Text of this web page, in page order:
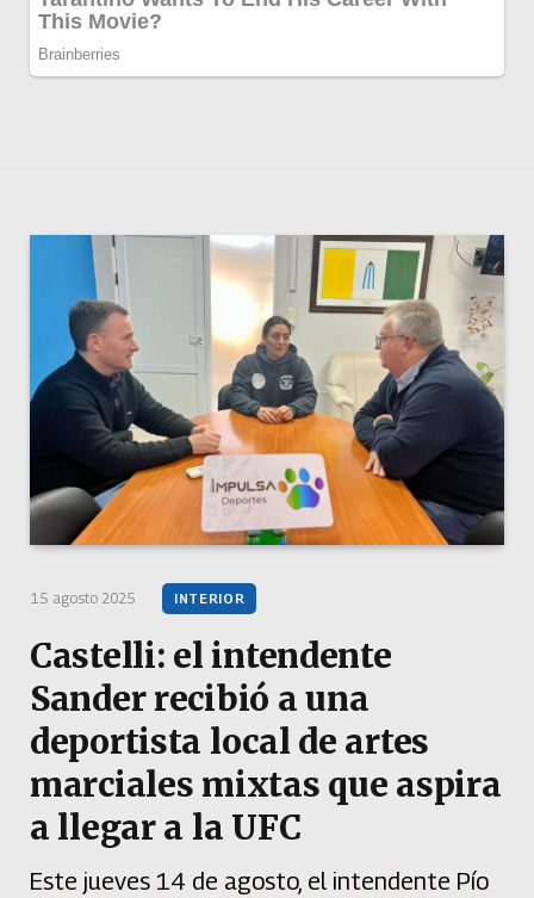
15 agosto 2025 INTERIOR
Castelli: el intendente
Sander recibió a una
deportista local de artes
marciales mixtas que aspira
a llegar a la UFC
Este jueves 14 de agosto, el intendente Pío